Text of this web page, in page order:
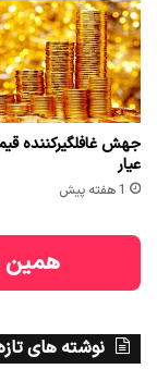
عیار
1 هفته پیش
همین
نوشته های